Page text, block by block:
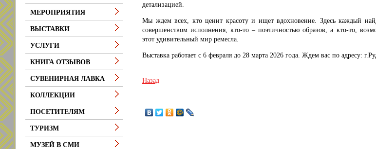
детализацией.
Мы ждем всех, кто ценит красоту и ищет вдохновение. Здесь каждый
совершенством исполнения, кто-то – поэтичностью образов, а кто-то,
этот удивительный мир ремесла.
Выставка работает с 6 февраля до 28 марта 2026 года. Ждем вас по адресу:
Назад
МЕРОПРИЯТИЯ
ВЫСТАВКИ
УСЛУГИ
КНИГА ОТЗЫВОВ
СУВЕНИРНАЯ ЛАВКА
КОЛЛЕКЦИИ
ПОСЕТИТЕЛЯМ
ТУРИЗМ
МУЗЕЙ В СМИ